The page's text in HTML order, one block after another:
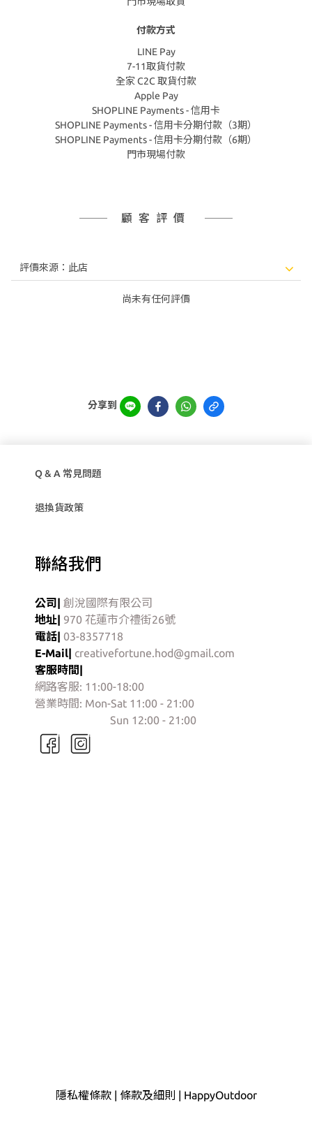
付款方式
LINE Pay
7-11取貨付款
全家 C2C 取貨付款
Apple Pay
SHOPLINE Payments - 信用卡
SHOPLINE Payments - 信用卡分期付款（3期）
SHOPLINE Payments - 信用卡分期付款（6期）
門市現場付款
顧客評價
尚未有任何評價
分享到
Q & A 常見問題
退換貨政策
聯絡我們
公司| 創涗國際有限公司
地址| 970 花蓮市介禮街26號
電話| 03-8357718
E-Mail| creativefortune.hod@gmail.com
客服時間|
網路客服: 11:00-18:00
營業時間: Mon-Sat 11:00 - 21:00
Sun 12:00 - 21:00
隱私權條款 | 條款及細則 | HappyOutdoor